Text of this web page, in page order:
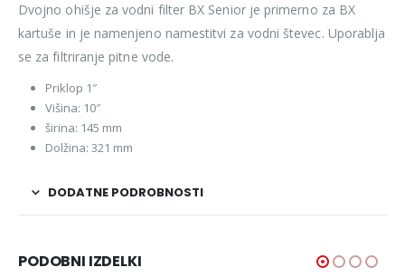
Dvojno ohišje za vodni filter BX Senior je primerno za BX
kartuše in je namenjeno namestitvi za vodni števec. Uporablja
se za filtriranje pitne vode.
Priklop 1″
Višina: 10″
širina: 145 mm
Dolžina: 321 mm
DODATNE PODROBNOSTI
PODOBNI IZDELKI